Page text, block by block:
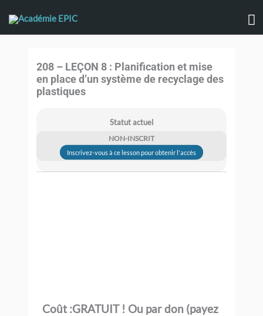
208 – LEÇON 8 : Planification et mise
en place d’un système de recyclage des
plastiques
Statut actuel
NON-INSCRIT
Inscrivez-vous à ce lesson pour obtenir l'accès
Coût :GRATUIT ! Ou par don (payez